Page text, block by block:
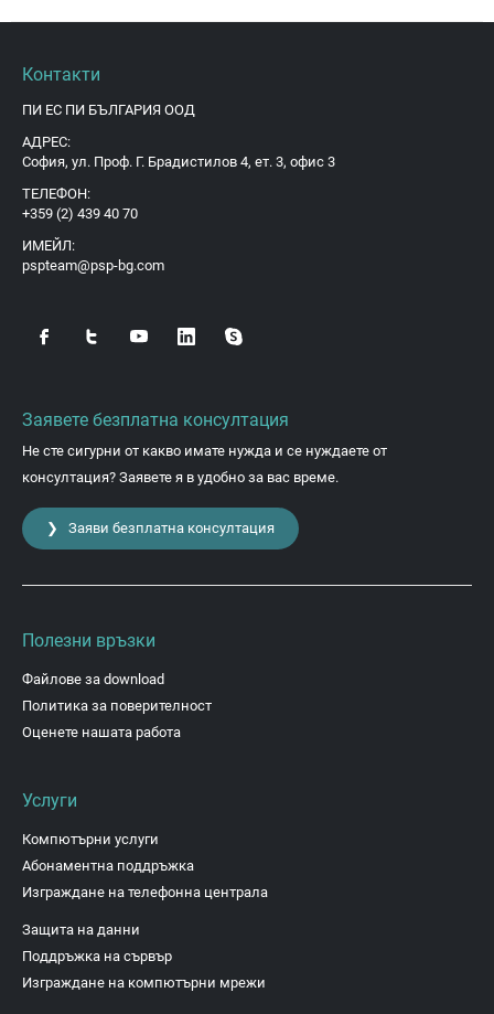
Контакти
ПИ ЕС ПИ БЪЛГАРИЯ ООД
АДРЕС:
София, ул. Проф. Г. Брадистилов 4, ет. 3, офис 3
ТЕЛЕФОН:
+359 (2) 439 40 70
ИМЕЙЛ:
pspteam@psp-bg.com
Заявете безплатна консултация
Не сте сигурни от какво имате нужда и се нуждаете от
консултация? Заявете я в удобно за вас време.
❯ Заяви безплатна консултация
Полезни връзки
Файлове за download
Политика за поверителност
Оценете нашата работа
Услуги
Компютърни услуги
Абонаментна поддръжка
Изграждане на телефонна централа
Защита на данни
Поддръжка на сървър
Изграждане на компютърни мрежи